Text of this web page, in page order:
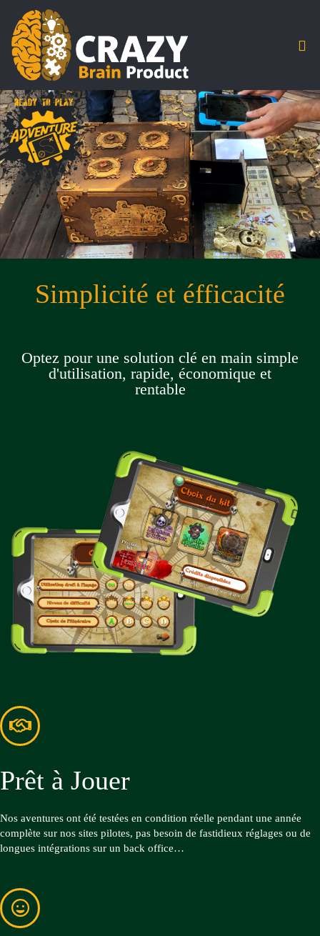
Simplicité et éfficacité
Optez pour une solution clé en main simple
d'utilisation, rapide, économique et
rentable
Prêt à Jouer
Nos aventures ont été testées en condition réelle pendant une année
complète sur nos sites pilotes, pas besoin de fastidieux réglages ou de
longues intégrations sur un back office…